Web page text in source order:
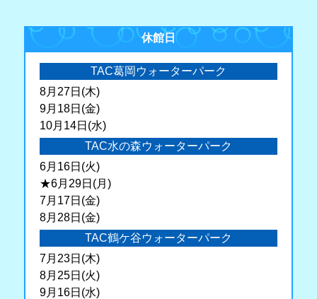
休館日
TAC葛岡ウォーターパーク
8月27日(木)
9月18日(金)
10月14日(水)
TAC水の森ウォーターパーク
6月16日(火)
★6月29日(月)
7月17日(金)
8月28日(金)
TAC鶴ケ谷ウォーターパーク
7月23日(木)
8月25日(火)
9月16日(水)